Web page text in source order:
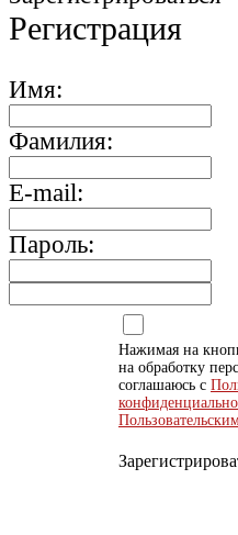
Регистрация
Имя:
Фамилия:
E-mail:
Пароль:
Нажимая на
на обработку
соглашаюсь с